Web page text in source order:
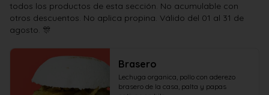
todos los productos de esta sección. No acumulable con
otros descuentos. No aplica propina. Válido del 01 al 31 de
agosto. 🎊
Brasero
Lechuga organica, pollo con aderezo
brasero de la casa, palta y papas